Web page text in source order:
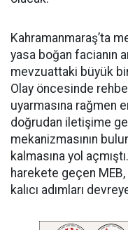
Kahramanmaraş’ta
yasa boğan facianın
mevzuattaki büyük
Olay öncesinde
uyarmasına rağmen
doğrudan iletişime
mekanizmasının
kalmasına yol
harekete geçen
kalıcı adımları